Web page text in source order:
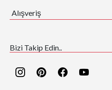
Alışveriş
Bizi Takip Edin..